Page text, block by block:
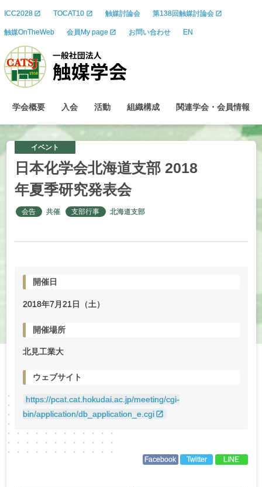
ICC2028 TOCAT10 触媒討論会 第138回触媒討論会
触媒OnTheWeb 会員My page お問い合わせ EN
学会概要 入会 活動 組織構成 関連学会 ・ 会員情報
イベント
日本化学会北海道支部2018
年夏季研究発表会
会告 共催 支部行事 北海道支部
開催日
2018年7月21日（土）
開催場所
北見工業大
ウェブサイト
https://pcat.cat.hokudai.ac.jp/meeting/cgi-
bin/application/db_application_e.cgi
Facebook Twitter LINE